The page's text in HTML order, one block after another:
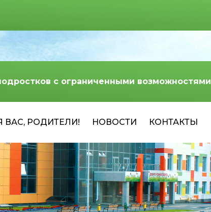
с ограниченными возможностями
ВАС, РОДИТЕЛИ! НОВОСТИ КОНТАКТЫ